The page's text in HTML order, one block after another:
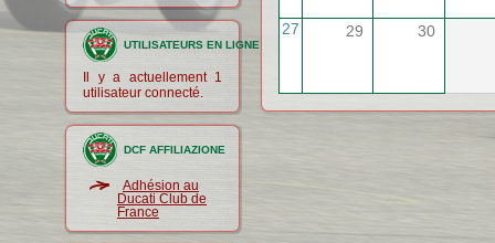
UTILISATEURS EN LIGNE
Il y a actuellement 1
utilisateur connecté.
DCF AFFILIAZIONE
Adhésion au
Ducati Club de
France
27 29 30